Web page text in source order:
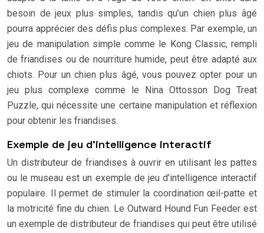
besoin de jeux plus simples, tandis qu’un chien plus âgé
pourra apprécier des défis plus complexes. Par exemple, un
jeu de manipulation simple comme le Kong Classic, rempli
de friandises ou de nourriture humide, peut être adapté aux
chiots. Pour un chien plus âgé, vous pouvez opter pour un
jeu plus complexe comme le Nina Ottosson Dog Treat
Puzzle, qui nécessite une certaine manipulation et réflexion
pour obtenir les friandises.
Exemple de jeu d’intelligence interactif
Un distributeur de friandises à ouvrir en utilisant les pattes
ou le museau est un exemple de jeu d’intelligence interactif
populaire. Il permet de stimuler la coordination œil-patte et
la motricité fine du chien. Le Outward Hound Fun Feeder est
un exemple de distributeur de friandises qui peut être utilisé